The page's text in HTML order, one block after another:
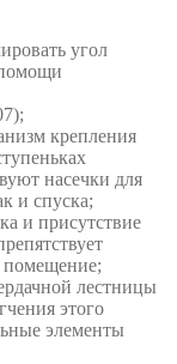
угол
крепления
насечки для
и спуска;
и присутствие
помещение;
лестницы
этого
элементы